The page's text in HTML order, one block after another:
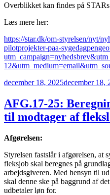
Overblikket kan findes på
Læs mere her:
https://star.dk/om-styrelsen/nyt/
pilotprojekter-paa-
Udgivet
december 18, 2025december 18,
AFG.17-25:
til modtager af
Afgørelsen:
Styrelsen fastslår i afgørelsen, at
fleksjob skal beregnes på
arbejdsgiveren. Med hensyn til
skal denne ske på baggrund af
udbetaler løn for.